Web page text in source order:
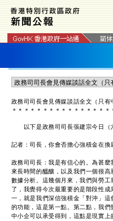
政務司司長會見傳媒談話全文（只有
＊ ＊ ＊ ＊ ＊ ＊ ＊ ＊ ＊ ＊ ＊ ＊ ＊ ＊ ＊ ＊
以下是政務司司長張建宗今日（
記者：司長，你會否擔心強積金在
政務司司長：我是有信心的。為甚
來長時間的醞釀，以及我們一個很
數據分析。這幾個月來，我們與勞
了，我覺得今次最重要的是階段性
一，就是我們深信強積金「對沖」
的功能，這是第一點。第二點，我
中小企可以承受得到，這點是現實